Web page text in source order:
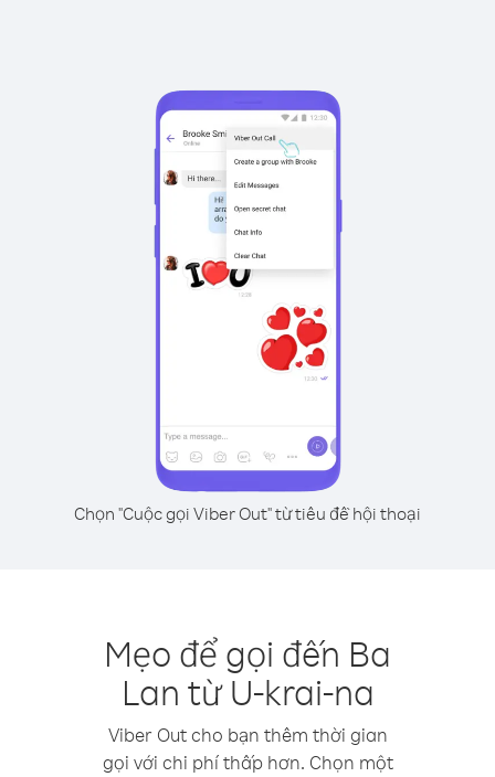
Chọn "Cuộc gọi Viber Out" từ tiêu đề hội thoại
Mẹo để gọi đến Ba
Lan từ U-krai-na
Viber Out cho bạn thêm thời gian
gọi với chi phí thấp hơn. Chọn một